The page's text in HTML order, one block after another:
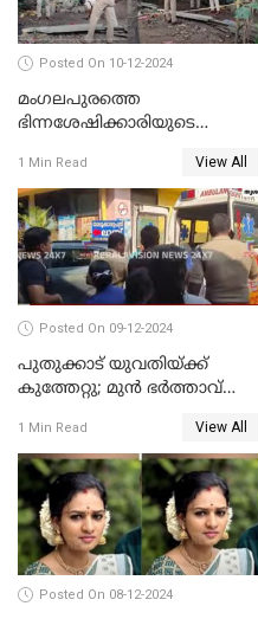
Posted On 10-12-2024
മംഗലപുരത്തെ
ഭിന്നശേഷിക്കാരിയുടെ
സംശയിക്കുന്നയാള്‍
കസ്റ്റഡിയില്‍
1 Min Read View All
Posted On 09-12-2024
പുതുക്കാട് യുവതിയ്ക്ക്
കുത്തേറ്റു; മുൻ ഭർത്താവ്
1 Min Read View All
Posted On 08-12-2024